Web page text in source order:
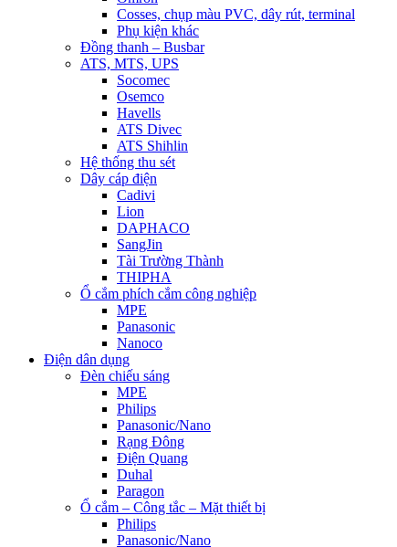
Cosses, chụp màu PVC, dây rút, terminal
Phụ kiện khác
Đồng thanh – Busbar
ATS, MTS, UPS
Socomec
Osemco
Havells
ATS Divec
ATS Shihlin
Hệ thống thu sét
Dây cáp điện
Cadivi
Lion
DAPHACO
SangJin
Tài Trường Thành
THIPHA
Ổ cắm phích cắm công nghiệp
MPE
Panasonic
Nanoco
Điện dân dụng
Đèn chiếu sáng
MPE
Philips
Panasonic/Nano
Rạng Đông
Điện Quang
Duhal
Paragon
Ổ cắm – Công tắc – Mặt thiết bị
Philips
Panasonic/Nano